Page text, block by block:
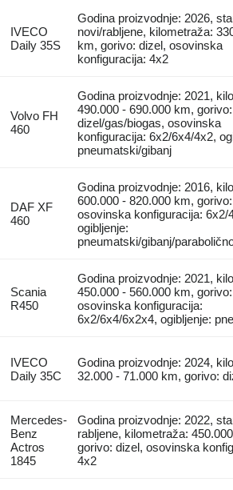
IVECO
Daily 35S
Godina proizvodnje: 2026,
novi/rabljene, kilometraža:
km, gorivo: dizel, osovinska
konfiguracija: 4x2
Volvo FH
460
Godina proizvodnje: 2021,
490.000 - 690.000 km, gorivo:
dizel/gas/biogas, osovinska
konfiguracija: 6x2/6x4/4x2,
pneumatski/gibanj
DAF XF
460
Godina proizvodnje: 2016,
600.000 - 820.000 km,
osovinska konfiguracija: 6x2/
ogibljenje:
pneumatski/gibanj/
Scania
R450
Godina proizvodnje: 2021,
450.000 - 560.000 km,
osovinska konfiguracija:
6x2/6x4/6x2x4, ogibljenje:
IVECO
Daily 35C
Godina proizvodnje: 2024,
32.000 - 71.000 km, gorivo:
Mercedes-
Benz
Actros
1845
Godina proizvodnje: 2022,
rabljene, kilometraža:
gorivo: dizel, osovinska
4x2